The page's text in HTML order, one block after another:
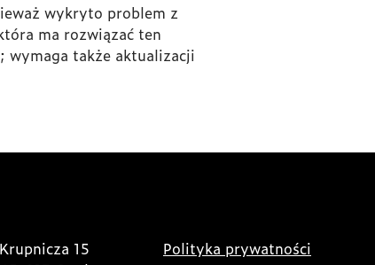
wykryto problem z
ma rozwiązać ten
wymaga także aktualizacji
Krupnicza 15
Polityka prywatności